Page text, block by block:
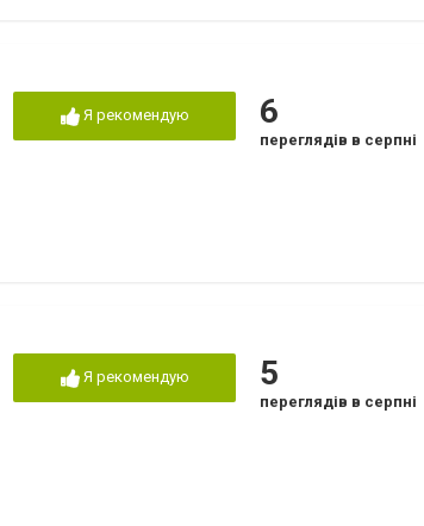
Я рекомендую 6
переглядів в серпні
Я рекомендую 5
переглядів в серпні